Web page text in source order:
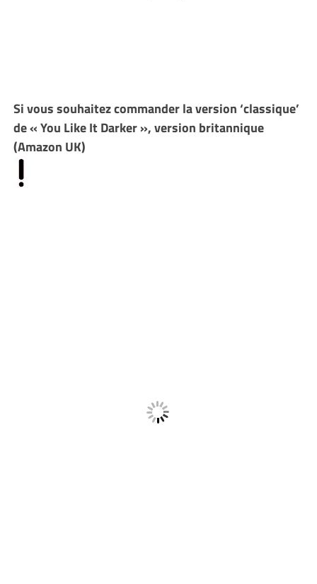
Si vous souhaitez commander la version ‘classique’
de « You Like It Darker », version britannique
(Amazon UK)